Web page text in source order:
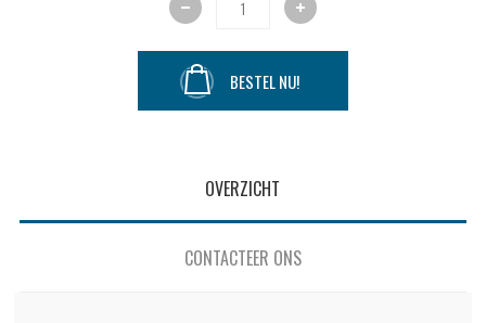
BESTEL NU!
OVERZICHT
CONTACTEER ONS